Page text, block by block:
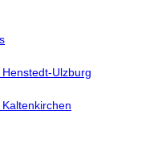
Ulzburg